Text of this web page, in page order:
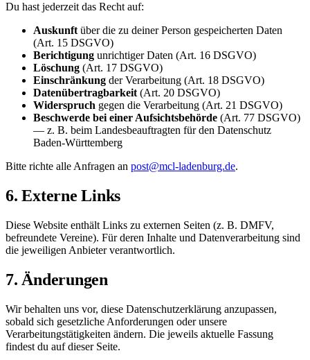
Du hast jederzeit das Recht auf:
Auskunftüber die zu deiner Person gespeicherten Daten
(Art. 15 DSGVO)
Berichtigung unrichtiger Daten (Art. 16 DSGVO)
Löschung (Art. 17 DSGVO)
Einschränkung der Verarbeitung (Art. 18 DSGVO)
Datenübertragbarkeit(Art. 20 DSGVO)
Widerspruch gegen die Verarbeitung (Art. 21 DSGVO)
Beschwerde bei einer Aufsichtsbehörde (Art. 77 DSGVO)
— z. B. beim Landesbeauftragten für den Datenschutz
Baden-Württemberg
Bitte richte alle Anfragen an post@mcl-ladenburg.de.
6. Externe Links
Diese Website enthält Links zu externen Seiten (z. B. DMFV,
befreundete Vereine). Für deren Inhalte und Datenverarbeitung sind
die jeweiligen Anbieter verantwortlich.
7. Änderungen
Wir behalten uns vor, diese Datenschutzerklärung anzupassen,
sobald sich gesetzliche Anforderungen oder unsere
Verarbeitungstätigkeiten ändern. Die jeweils aktuelle Fassung
findest du auf dieser Seite.